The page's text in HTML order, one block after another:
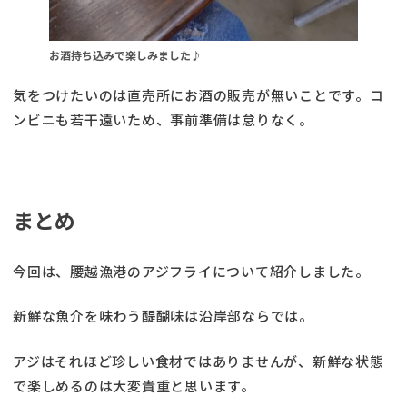
お酒持ち込みで楽しみました♪
気をつけたいのは直売所にお酒の販売が無いことです。コ
ンビニも若干遠いため、事前準備は怠りなく。
まとめ
今回は、腰越漁港のアジフライについて紹介しました。
新鮮な魚介を味わう醍醐味は沿岸部ならでは。
アジはそれほど珍しい食材ではありませんが、新鮮な状態
で楽しめるのは大変貴重と思います。